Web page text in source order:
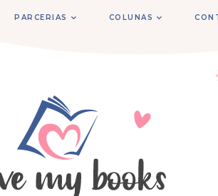
PARCERIAS COLUNAS